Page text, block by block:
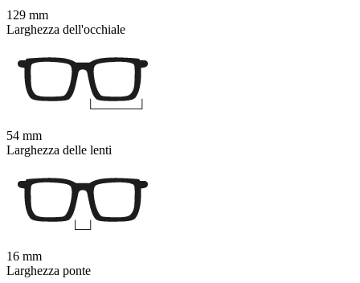
129 mm
Larghezza dell'occhiale
54 mm
Larghezza delle lenti
16 mm
Larghezza ponte